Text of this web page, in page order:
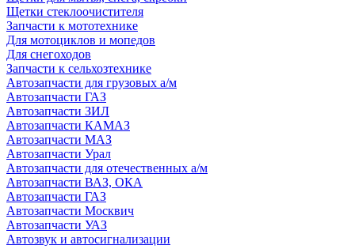
Щетки стеклоочистителя
Запчасти к мототехнике
Для мотоциклов и мопедов
Для снегоходов
Запчасти к сельхозтехнике
Автозапчасти для грузовых а/м
Автозапчасти ГАЗ
Автозапчасти ЗИЛ
Автозапчасти КАМАЗ
Автозапчасти МАЗ
Автозапчасти Урал
Автозапчасти для отечественных а/м
Автозапчасти ВАЗ, ОКА
Автозапчасти ГАЗ
Автозапчасти Москвич
Автозапчасти УАЗ
Автозвук и автосигнализации